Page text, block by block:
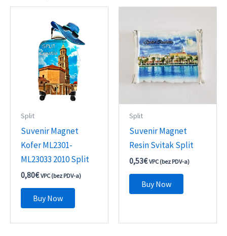
Split
Suvenir Magnet
Kofer ML2301-
ML23033 2010 Split
0,80€ VPC (bez PDV-a)
Buy Now
Split
Suvenir Magnet
Resin Svitak Split
0,53€ VPC (bez PDV-a)
Buy Now